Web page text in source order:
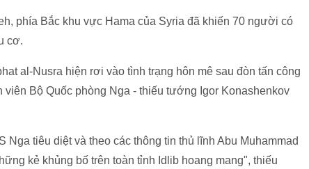
phía Bắc khu vực Hama của Syria đã khiến 70 người có
cơ.
al-Nusra hiện rơi vào tình trạng hôn mê sau đòn tấn công
Bộ Quốc phòng Nga - thiếu tướng Igor Konashenkov
tiêu diệt và theo các thông tin thủ lĩnh Abu Muhammad
kẻ khủng bố trên toàn tỉnh Idlib hoang mang", thiếu